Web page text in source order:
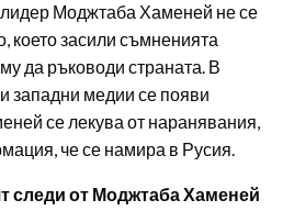
Моджтаба Хаменей не се
което засили съмненията
да ръководи страната. В
западни медии се появи
се лекува от наранявания,
че се намира в Русия.
следи от Моджтаба Хаменей